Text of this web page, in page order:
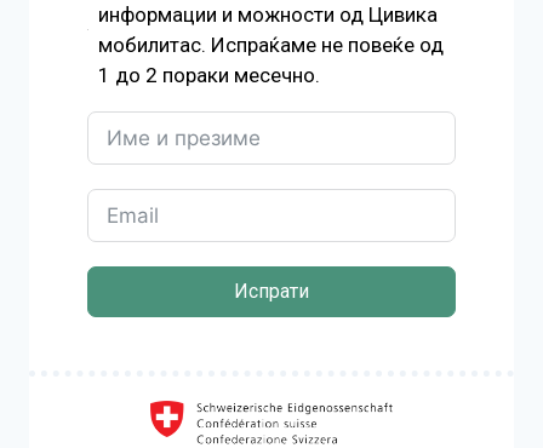
информации и можности од Цивика
мобилитас. Испраќаме не повеќе од
1 до 2 пораки месечно.
Испрати